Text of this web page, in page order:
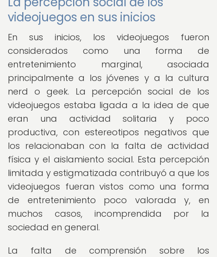
videojuegos en sus inicios
En sus inicios, los videojuegos fueron
considerados como una forma de
entretenimiento marginal, asociada
principalmente a los jóvenes y a la cultura
nerd o geek. La percepción social de los
videojuegos estaba ligada a la idea de que
eran una actividad solitaria y poco
productiva, con estereotipos negativos que
los relacionaban con la falta de actividad
física y el aislamiento social. Esta percepción
limitada y estigmatizada contribuyó a que los
videojuegos fueran vistos como una forma
de entretenimiento poco valorada y, en
muchos casos, incomprendida por la
sociedad en general.
La falta de comprensión sobre los